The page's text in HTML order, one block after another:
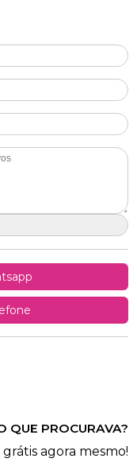
QUE PROCURAVA?
agora mesmo!